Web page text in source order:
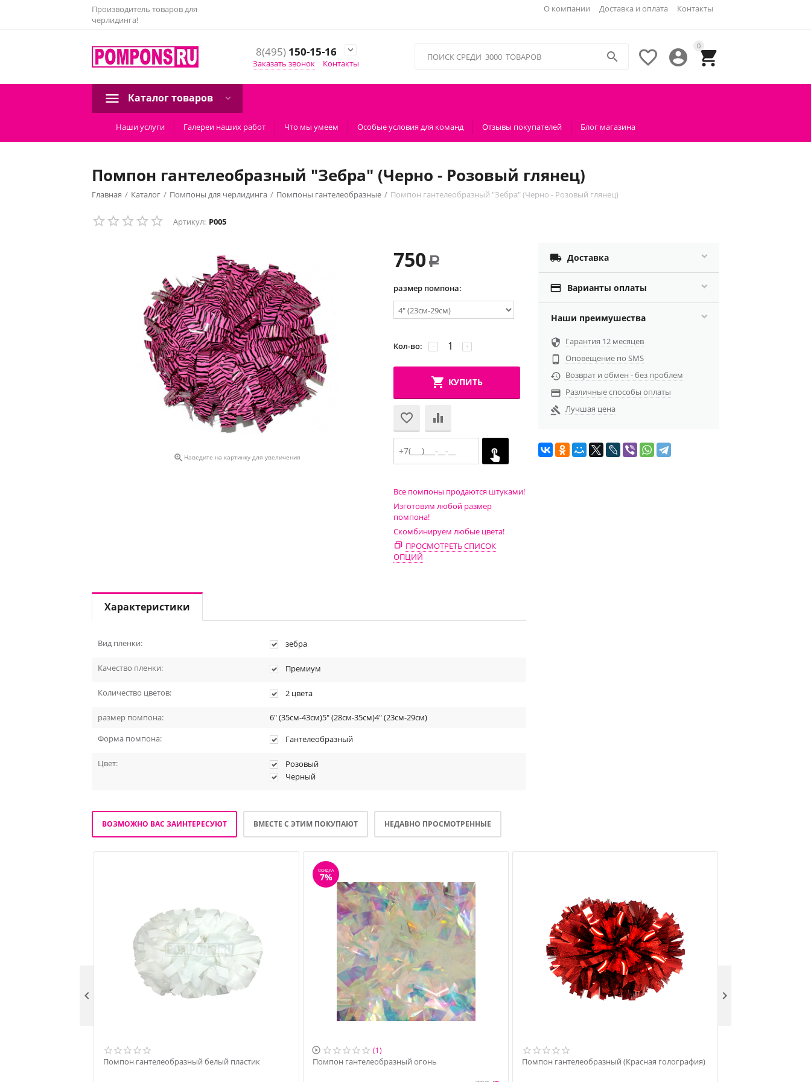
Производитель товаров для
черлидинга!
О компании Доставка и оплата Контакты
8(495)150-15-16

Заказать звонок
Контакты
0




Каталог товаров
Наши услуги Галереи наших работ Что мы умеем Особые условия для команд Отзывы покупателей Блог магазина
Помпон гантелеобразный "Зебра" (Черно - Розовый глянец)
Главная / Каталог / Помпоны для черлидинга / Помпоны гантелеобразные / Помпон гантелеобразный "Зебра" (Черно - Розовый глянец)
Артикул: P005
 Наведите на картинку для увеличения
750 Р
размер помпона:
Кол-во: +
−
КУПИТЬ
Все помпоны продаются штуками!
Изготовим любой размер
помпона!
Скомбинируем любые цвета!
ПРОСМОТРЕТЬ СПИСОК
ОПЦИЙ
 Доставка
 Варианты оплаты
Наши преимушества
 Гарантия 12 месяцев

Оповещение по SMS
 Возврат и обмен - без проблем
 Различные способы оплаты
 Лучшая цена
Характеристики
Вид пленки: зебра
Качество пленки: Премиум
Количество цветов: 2 цвета
размер помпона:
6" (35см-43см)5" (28см-35см)4" (23см-29см)
Форма помпона:
Гантелеобразный
Цвет:
Розовый
Черный
ВОЗМОЖНО ВАС ЗАИНТЕРЕСУЮТ ВМЕСТЕ С ЭТИМ ПОКУПАЮТ НЕДАВНО ПРОСМОТРЕННЫЕ
Помпон гантелеобразный белый пластик
СКИДКА
7%
 (1)
Помпон гантелеобразный огонь Помпон гантелеобразный (Красная голография)
 